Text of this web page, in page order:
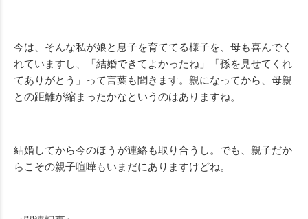
今は、そんな私が娘と息子を育ててる様子を、母も喜んでく
れていますし、「結婚できてよかったね」「孫を見せてくれ
てありがとう」って言葉も聞きます。親になってから、母親
との距離が縮まったかなというのはありますね。
結婚してから今のほうが連絡も取り合うし。でも、親子だか
らこその親子喧嘩もいまだにありますけどね。